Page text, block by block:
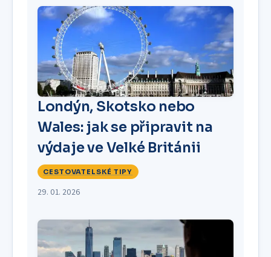
Londýn, Skotsko nebo
Wales: jak se připravit na
výdaje ve Velké Británii
CESTOVATELSKÉ TIPY
29. 01. 2026